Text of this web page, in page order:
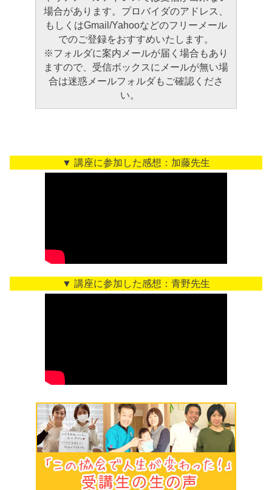
場合があります。プロバイダのアドレス、
もしくはGmail/Yahooなどのフリーメール
でのご登録をおすすめいたします。
※フォルダに案内メールが届く場合もあり
ますので、受信ボックスにメールが無い場
合は迷惑メールフォルダもご確認くださ
い。
▼ 講座に参加した感想：加藤先生
▼ 講座に参加した感想：青野先生